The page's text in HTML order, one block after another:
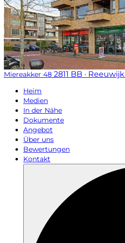
Miereakker 48 2811 BB · Reeuwijk
Heim
Medien
In der Nähe
Dokumente
Angebot
Über uns
Bewertungen
Kontakt